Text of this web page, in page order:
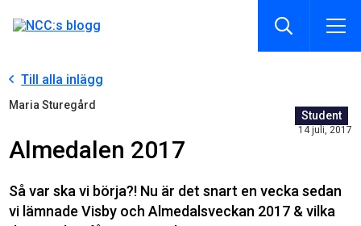
Till alla inlägg
Maria Sturegård
Student
14 juli, 2017
Almedalen 2017
Så var ska vi börja?! Nu är det snart en vecka sedan
vi lämnade Visby och Almedalsveckan 2017 & vilka